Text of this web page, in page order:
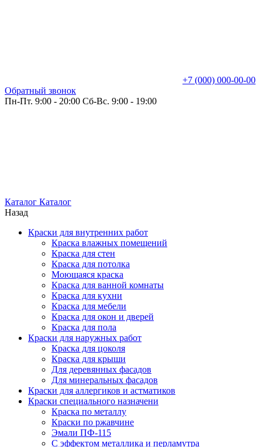
+7 (000) 000-00-00
Обратный звонок
Пн-Пт. 9:00 - 20:00 Сб-Вс. 9:00 - 19:00
Каталог Каталог
Назад
Краски для внутренних работ
Краска влажных помещений
Краска для стен
Краска для потолка
Моющаяся краска
Краска для ванной комнаты
Краска для кухни
Краска для мебели
Краска для окон и дверей
Краска для пола
Краски для наружных работ
Краска для цоколя
Краска для крыши
Для деревянных фасадов
Для минеральных фасадов
Краски для аллергиков и астматиков
Краски специального назначени
Краска по металлу
Краски по ржавчине
Эмали ПФ-115
С эффектом металлика и перламутра